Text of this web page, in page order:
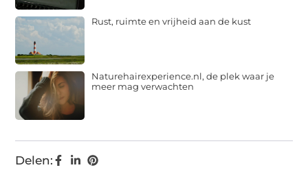
Delen:
Rust, ruimte en vrijheid aan de kust
Naturehairexperience.nl, de plek waar je
meer mag verwachten